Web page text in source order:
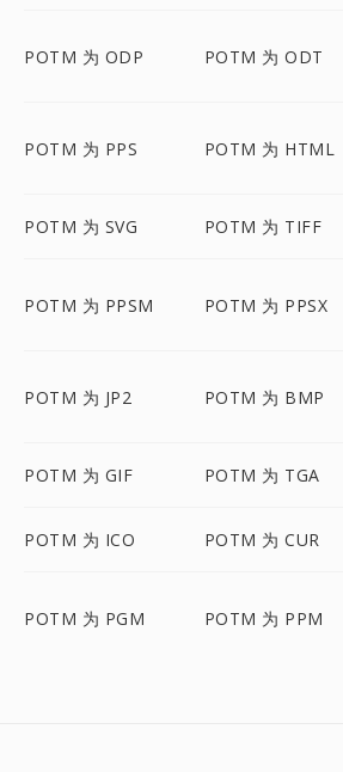
POTM 为 ODP POTM 为 ODT
POTM 为 PPS POTM 为 HTML
POTM 为 SVG POTM 为 TIFF
POTM 为 PPSM POTM 为 PPSX
POTM 为 JP2 POTM 为 BMP
POTM 为 GIF POTM 为 TGA
POTM 为 ICO POTM 为 CUR
POTM 为 PGM POTM 为 PPM